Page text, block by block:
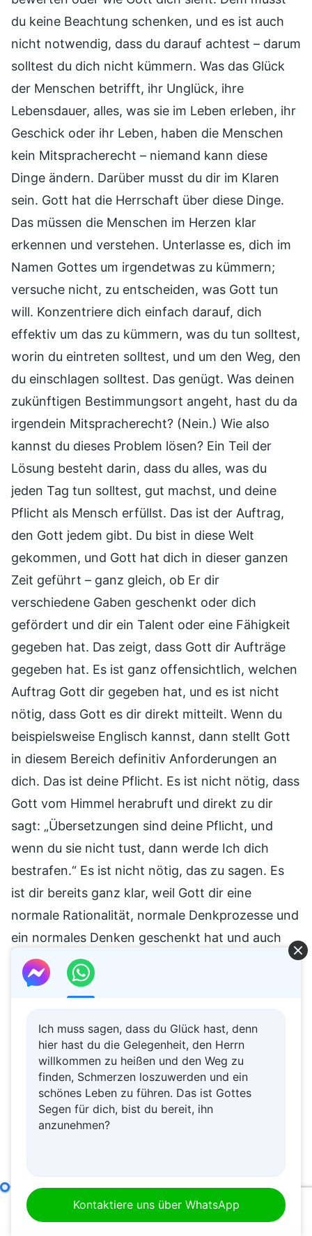
Ich muss sagen, dass du Glück hast, denn
hier hast du die Gelegenheit, den Herrn
willkommen zu heißen und den Weg zu
finden, Schmerzen loszuwerden und ein
schönes Leben zu führen. Das ist Gottes
Segen für dich, bist du bereit, ihn
anzunehmen?
Kontaktiere uns über WhatsApp
Wie man Paulus Wesensnatur erkennt (Teil Drei)